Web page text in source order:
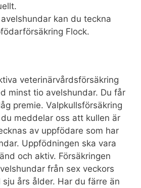
kan du teckna
Flock.
veterinärvårdsförsäkring
minst tio avelshundar. Du får
premie. Valpkullsförsäkring
meddelar oss att kullen är
av uppfödare som har
Uppfödningen ska vara
och aktiv. Försäkringen
från sex veckors
års ålder. Har du färre än